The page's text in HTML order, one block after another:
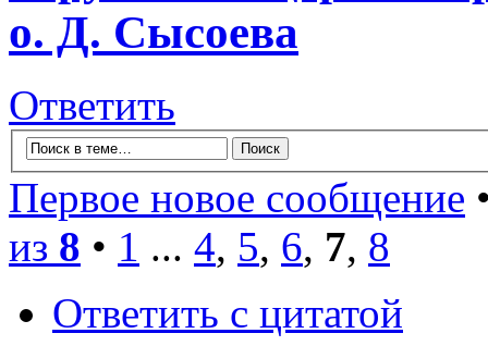
о. Д. Сысоева
Ответить
Первое новое сообщение
из 8 • 1 ... 4, 5, 6, 7, 8
Ответить с цитатой